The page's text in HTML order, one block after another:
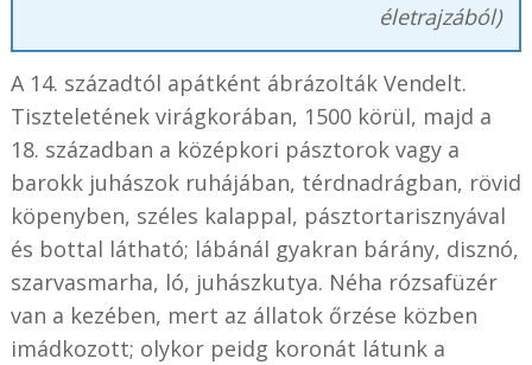
életrajzából)
A 14. századtól apátként ábrázolták Vendelt.
Tiszteletének virágkorában, 1500 körül, majd a
18. században a középkori pásztorok vagy a
barokk juhászok ruhájában, térdnadrágban, rövid
köpenyben, széles kalappal, pásztortarisznyával
és bottal látható; lábánál gyakran bárány, disznó,
szarvasmarha, ló, juhászkutya. Néha rózsafüzér
van a kezében, mert az állatok őrzése közben
imádkozott; olykor peidg koronát látunk a